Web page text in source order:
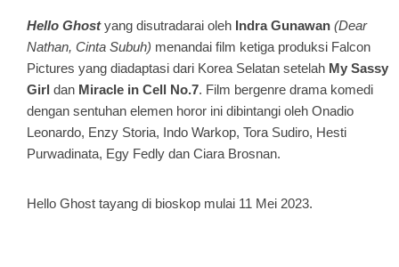
Hello Ghostyang disutradarai oleh Indra Gunawan (Dear
Nathan, Cinta Subuh) menandai film ketiga produksi Falcon
Pictures yang diadaptasi dari Korea Selatan setelah My Sassy
Girl dan Miracle in Cell No.7. Film bergenre drama komedi
dengan sentuhan elemen horor ini dibintangi oleh Onadio
Leonardo, Enzy Storia, Indo Warkop, Tora Sudiro, Hesti
Purwadinata, Egy Fedly dan Ciara Brosnan.
Hello Ghost tayang di bioskop mulai 11 Mei 2023.